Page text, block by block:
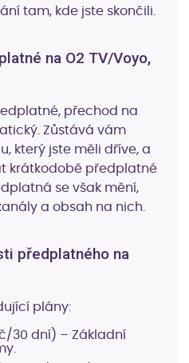
tam, kde jste skončili.
na O2 TV/Voyo,
přechod na
Zůstává vám
který jste měli dříve, a
krátkodobě předplatné
se však mění,
a obsah na nich.
předplatného na
plány:
30 dní) – Základní